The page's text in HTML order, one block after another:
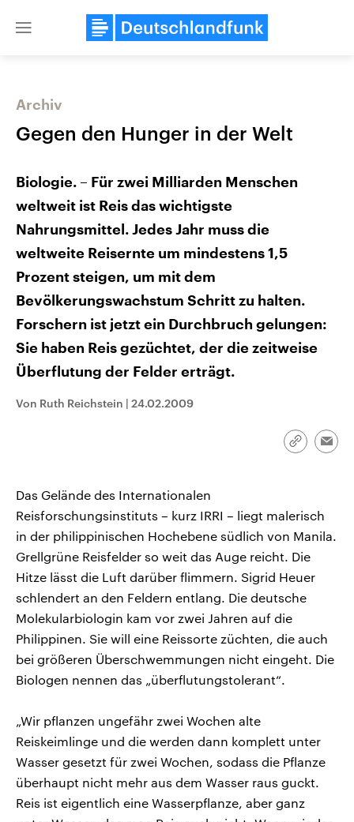
Close
Landtagswahl Sachsen-Anhalt
Alle Informationen
September 2026 einen neuen
Bundesland von einer Koalition aus
CDU, SPD und FDP regiert.-
Umfragen, Prognosen,
und Hintergründe zu den Parteien
USA
Hintergründe
gehören die Vereinigten
mit großem Einfluss auf
aktuelle Weltgeschehen.
Sendungen Programm
Archiv
Gegen den Hunger in der Welt
Biologie. – Für zwei Milliarden Menschen
weltweit ist Reis das wichtigste
Nahrungsmittel. Jedes Jahr muss die
weltweite Reisernte um mindestens 1,5
Prozent steigen, um mit dem
Bevölkerungswachstum Schritt zu halten.
Forschern ist jetzt ein Durchbruch gelungen:
Sie haben Reis gezüchtet, der die zeitweise
Überflutung der Felder erträgt.
Von Ruth Reichstein | 24.02.2009
Link
Das Gelände des Internationalen
Reisforschungsinstituts – kurz IRRI – liegt malerisch
in der philippinischen Hochebene südlich von Manila.
Grellgrüne Reisfelder so weit das Auge reicht. Die
Hitze lässt die Luft darüber flimmern. Sigrid Heuer
schlendert an den Feldern entlang. Die deutsche
Molekularbiologin kam vor zwei Jahren auf die
Philippinen. Sie will eine Reissorte züchten, die auch
bei größeren Überschwemmungen nicht eingeht. Die
Biologen nennen das „überflutungstolerant“.
„Wir pflanzen ungefähr zwei Wochen alte
Reiskeimlinge und die werden dann komplett unter
Wasser gesetzt für zwei Wochen, sodass die Pflanze
überhaupt nicht mehr aus dem Wasser raus guckt.
Reis ist eigentlich eine Wasserpflanze, aber ganz